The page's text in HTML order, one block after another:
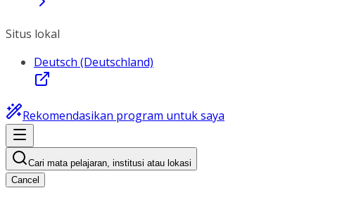
Situs lokal
Deutsch (Deutschland)
Rekomendasikan program untuk saya
Cari mata pelajaran, institusi atau lokasi
Cancel